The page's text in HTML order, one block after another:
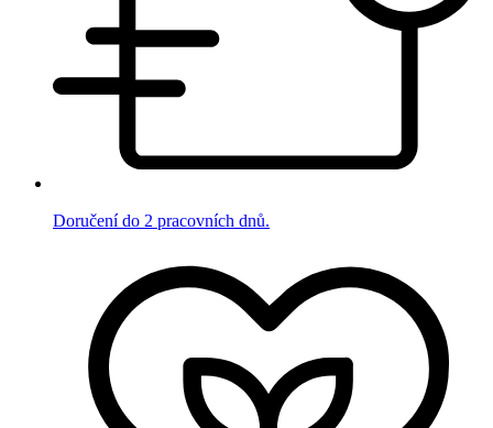
Doručení do 2 pracovních dnů.